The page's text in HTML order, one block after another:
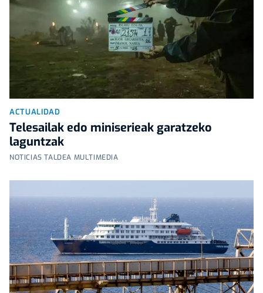
ACTUALIDAD
Telesailak edo miniserieak garatzeko
laguntzak
NOTICIAS TALDEA MULTIMEDIA